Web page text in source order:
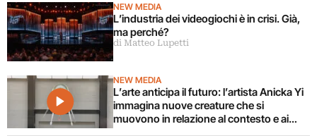
NEW MEDIA
L’industria dei videogiochi è in crisi. Già,
ma perché?
di Matteo Lupetti
NEW MEDIA
L’arte anticipa il futuro: l’artista Anicka Yi
immagina nuove creature che si
muovono in relazione al contesto e ai